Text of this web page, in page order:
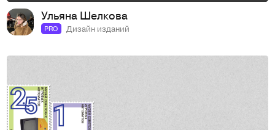
Ульяна Шелкова
PRO Дизайн изданий